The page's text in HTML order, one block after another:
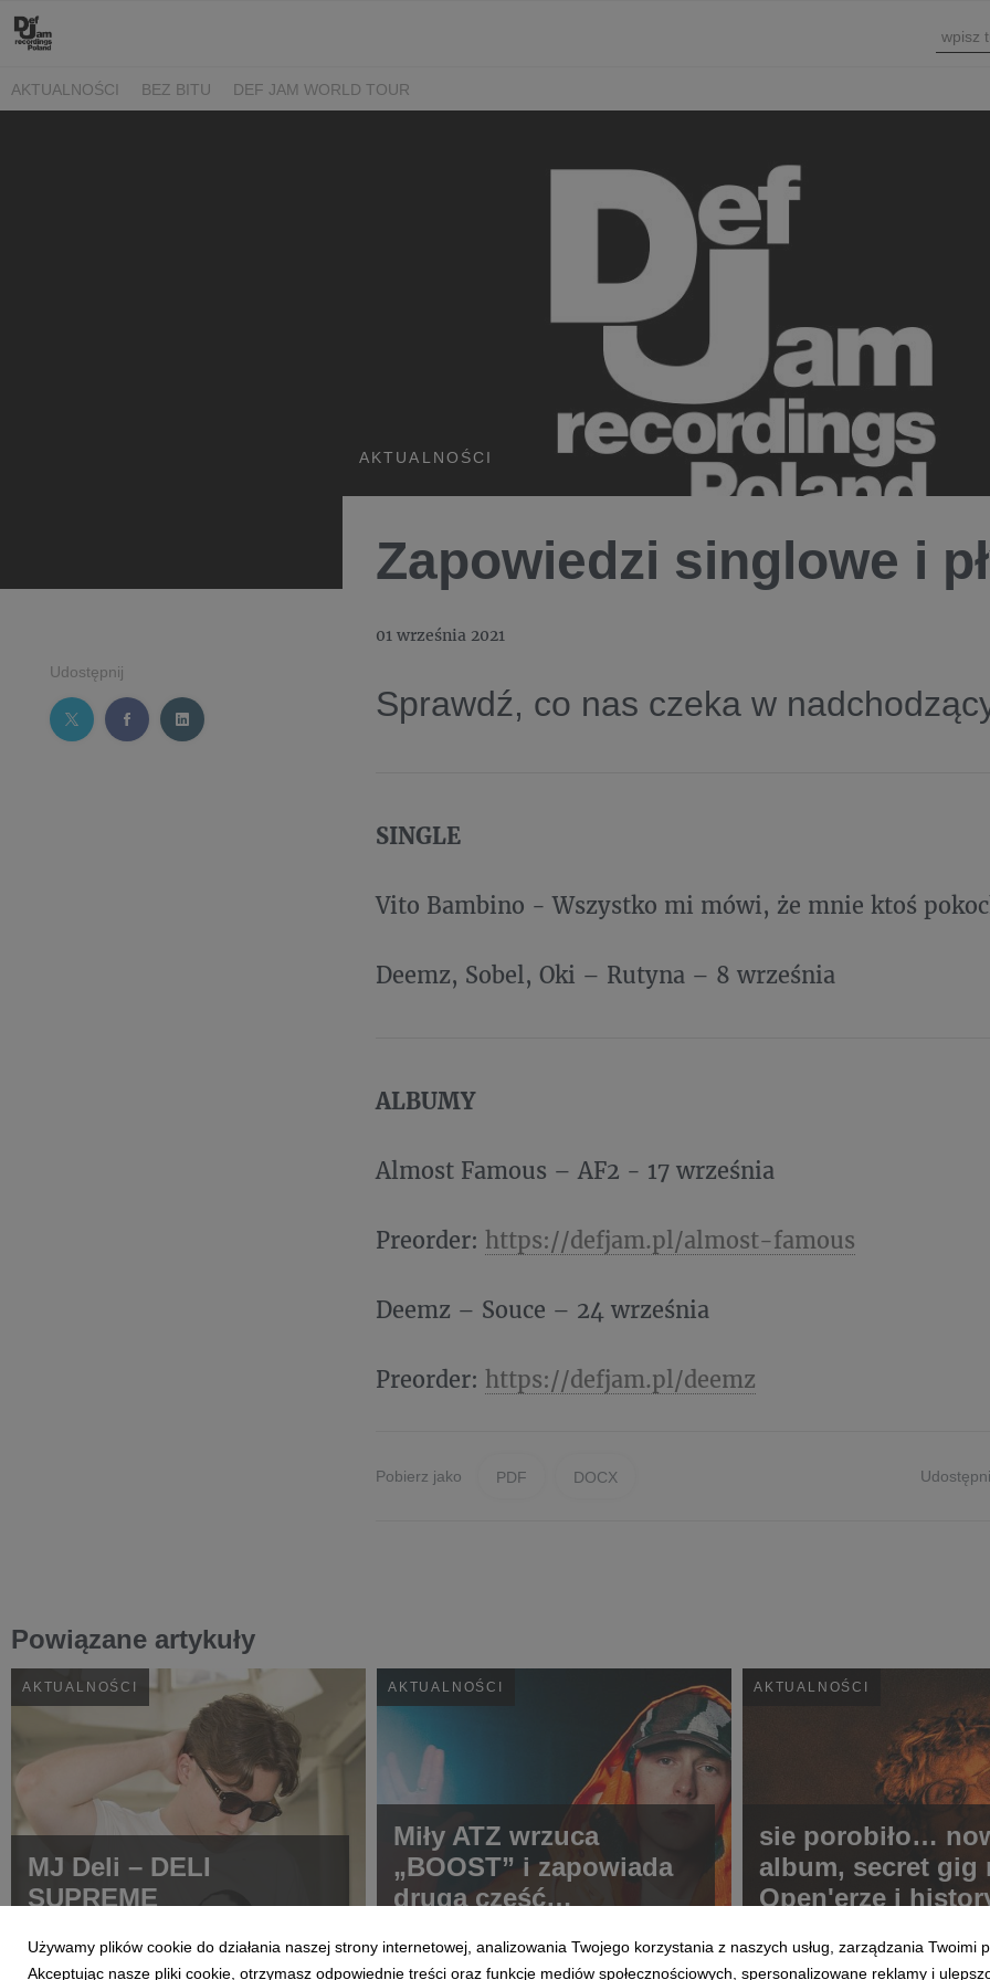
AKTUALNOŚCI BEZ BITU DEF JAM WORLD TOUR
Udostępnij
AKTUALNOŚCI
Zapowiedzi singlowe i
01 września 2021
Sprawdź, co nas czeka w
SINGLE
Vito Bambino - Wszystko mi mówi, że mnie ktoś
Deemz, Sobel, Oki – Rutyna – 8 września
ALBUMY
Almost Famous – AF2 - 17 września
Preorder: https://defjam.pl/almost-famous
Deemz – Souce – 24 września
Preorder: https://defjam.pl/deemz
Pobierz jako PDF DOCX
Powiązane artykuły
AKTUALNOŚCI
MJ Deli – DELI
SUPREME
AKTUALNOŚCI
Miły ATZ wrzuca
„BOOST” i zapowiada
drugą część
AKTUALNOŚCI
sie porobiło…
album, secret gig
Open'erze i
Wiśle
Używamy plików cookie do działania naszej strony internetowej, analizowania Twojego korzystania z naszych usług, zarządzania
Akceptując nasze pliki cookie, otrzymasz odpowiednie treści oraz funkcje mediów społecznościowych, spersonalizowane reklamy i